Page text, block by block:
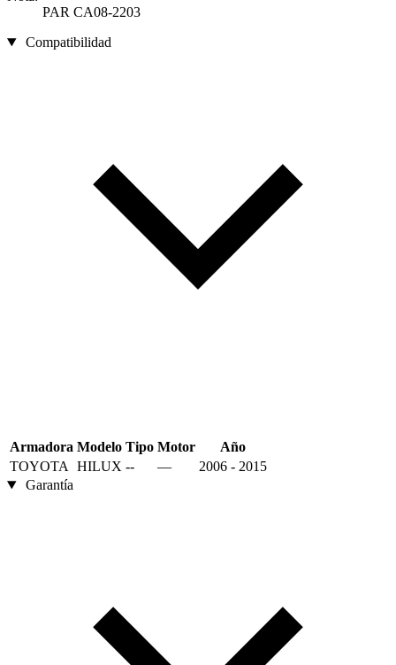
PAR CA08-2203
Compatibilidad
Armadora Modelo Tipo Motor
Año
TOYOTA
HILUX -- —
2006 - 2015
Garantía